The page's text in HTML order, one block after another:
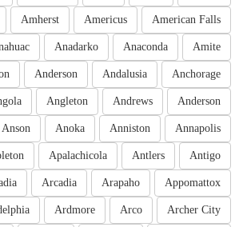
American Falls
Americus
Amherst
Amite
Anaconda
Anadarko
Anchorage
Andalusia
Anderson
Anderson
Andrews
Angleton
Annapolis
Anniston
Anoka
Anson
Antigo
Antlers
Apalachicola
Appomattox
Arapaho
Arcadia
Archer City
Arco
Ardmore